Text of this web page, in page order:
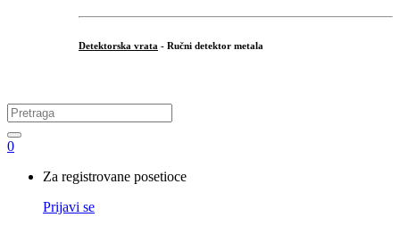
Detektorska vrata - Ručni detektor metala
Search
for:
0
Za registrovane posetioce
Prijavi se